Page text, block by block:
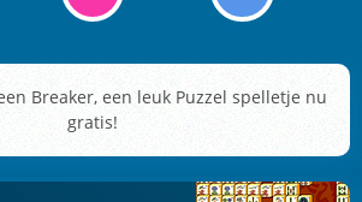
Breaker, een leuk Puzzel spelletje nu
gratis!